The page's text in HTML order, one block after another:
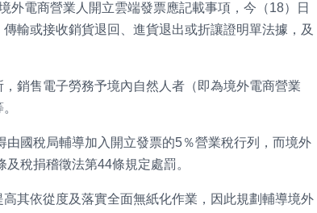
外電商營業人開立雲端發票應記載事項，今（18）日
輸或接收銷貨退回、進貨退出或折讓證明單法據，及
銷售電子勞務予境內自然人者（即為境外電商營業
國稅局輔導加入開立發票的5％營業稅行列，而境外
稅捐稽徵法第44條規定處罰。
其依從度及落實全面無紙化作業，因此規劃輔導境外